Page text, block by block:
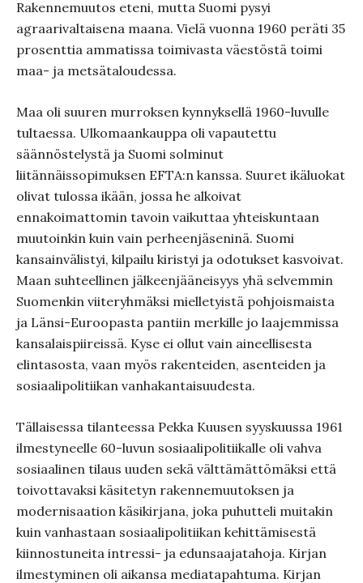
Rakennemuutos eteni, mutta Suomi pysyi
agraarivaltaisena maana. Vielä vuonna 1960 peräti 35
prosenttia ammatissa toimivasta väestöstä toimi
maa- ja metsätaloudessa.
Maa oli suuren murroksen kynnyksellä 1960-luvulle
tultaessa. Ulkomaankauppa oli vapautettu
säännöstelystä ja Suomi solminut
liitännäissopimuksen EFTA:n kanssa. Suuret ikäluokat
olivat tulossa ikään, jossa he alkoivat
ennakoimattomin tavoin vaikuttaa yhteiskuntaan
muutoinkin kuin vain perheenjäseninä. Suomi
kansainvälistyi, kilpailu kiristyi ja odotukset kasvoivat.
Maan suhteellinen jälkeenjääneisyys yhä selvemmin
Suomenkin viiteryhmäksi mielletyistä pohjoismaista
ja Länsi-Euroopasta pantiin merkille jo laajemmissa
kansalaispiireissä. Kyse ei ollut vain aineellisesta
elintasosta, vaan myös rakenteiden, asenteiden ja
sosiaalipolitiikan vanhakantaisuudesta.
Tällaisessa tilanteessa Pekka Kuusen syyskuussa 1961
ilmestyneelle 60-luvun sosiaalipolitiikalle oli vahva
sosiaalinen tilaus uuden sekä välttämättömäksi että
toivottavaksi käsitetyn rakennemuutoksen ja
modernisaation käsikirjana, joka puhutteli muitakin
kuin vanhastaan sosiaalipolitiikan kehittämisestä
kiinnostuneita intressi- ja edunsaajatahoja. Kirjan
ilmestyminen oli aikansa mediatapahtuma. Kirjan